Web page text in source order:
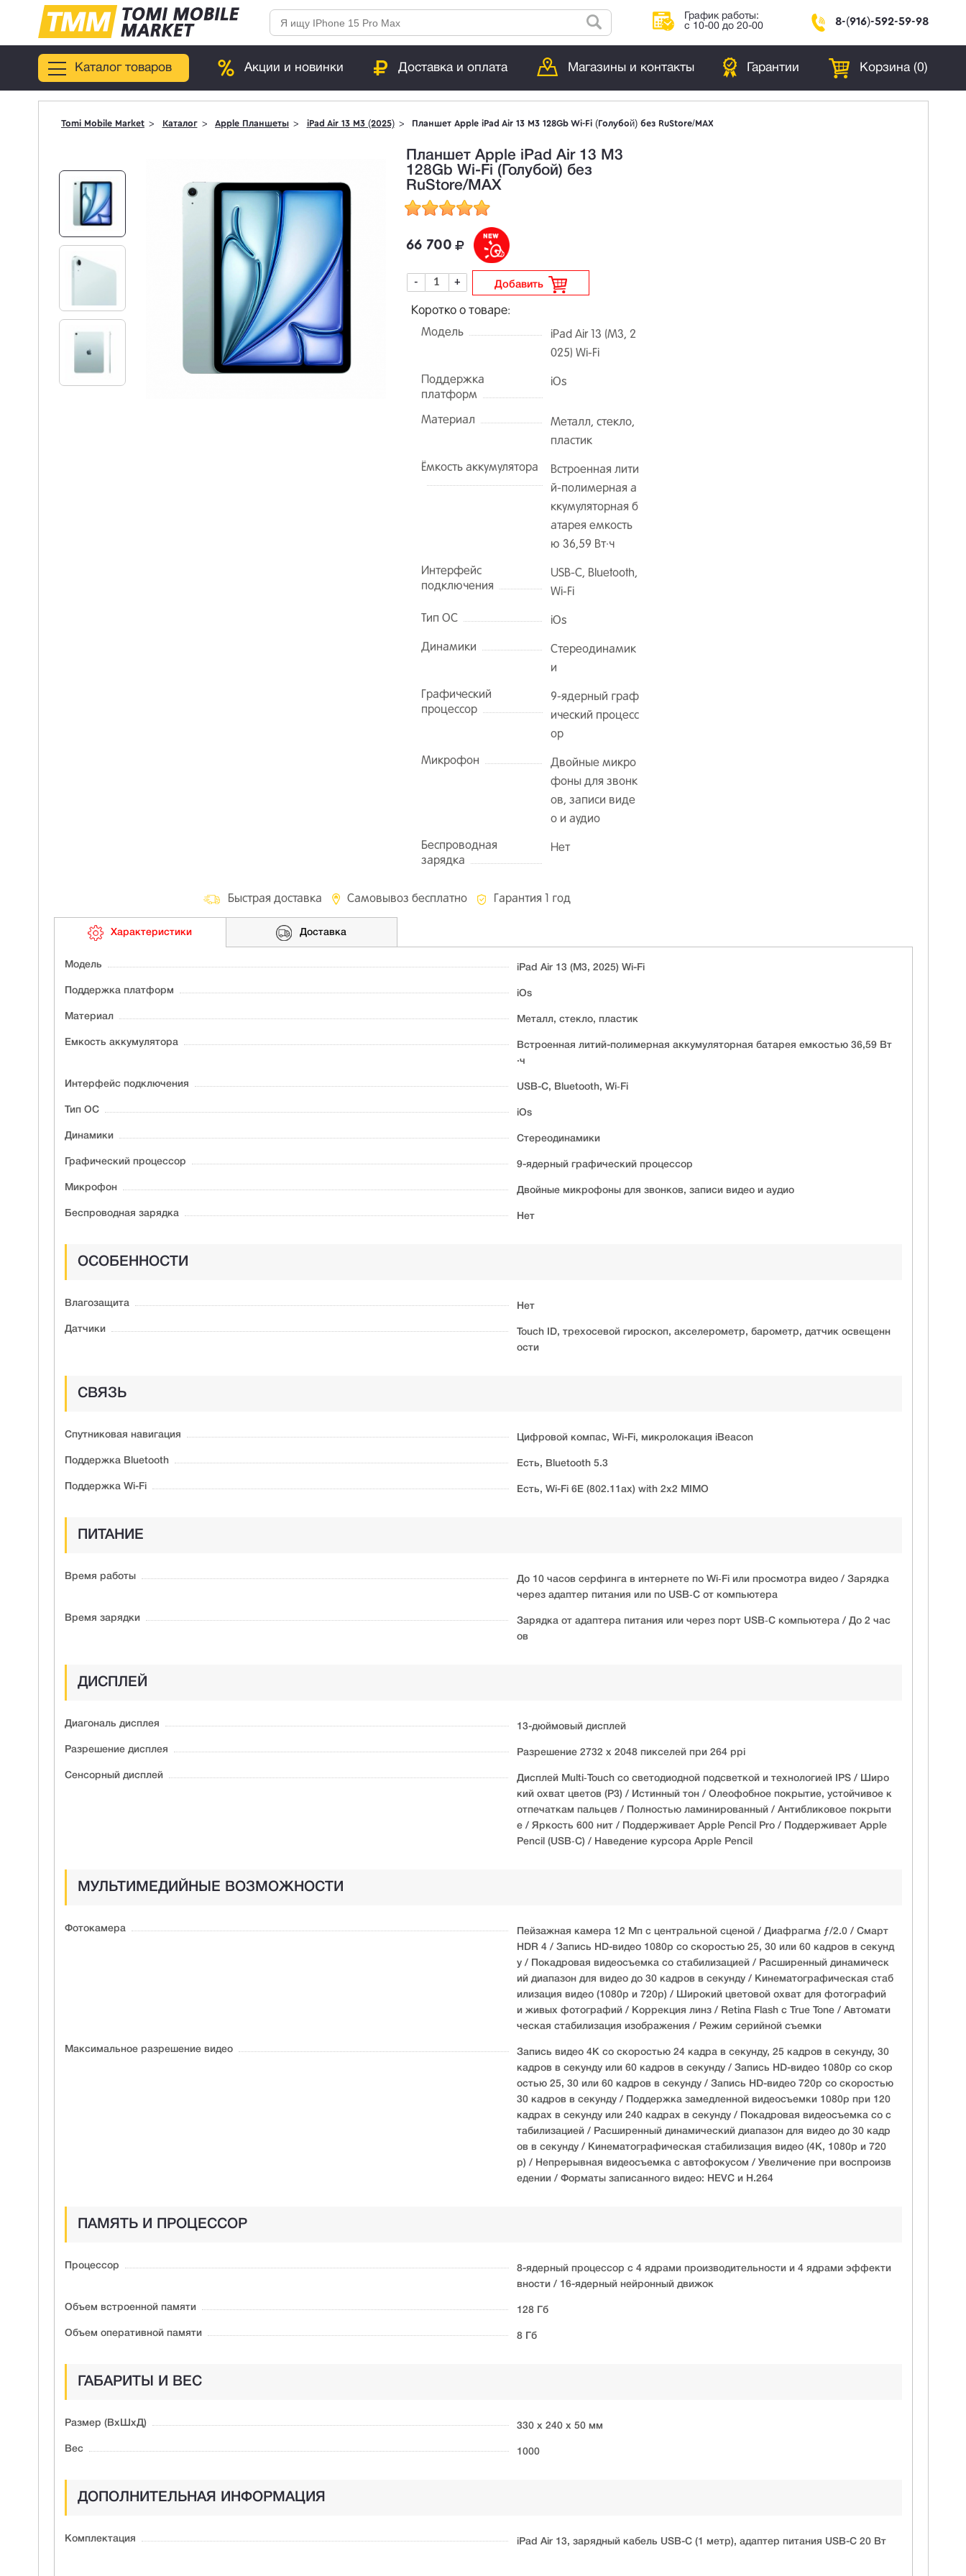
График работы:
с 10-00 до 20-00
8-(916)-592-59-98
Каталог товаров Акции и новинки Доставка и оплата Магазины и контакты Гарантии Корзина (0)
Tomi Mobile Market Каталог Apple Планшеты iPad Air 13 M3 (2025) Планшет Apple iPad Air 13 M3 128Gb Wi-Fi (Голубой) без RuStore/MAX
Планшет Apple iPad Air 13 M3
128Gb Wi-Fi (Голубой) без
RuStore/MAX
66 700
- + Добавить
Коротко о товаре:
Модель
iPad Air 13 (M3, 2
025) Wi-Fi
Поддержка
платформ
iOs
Материал
Металл, стекло,
пластик
Ёмкость аккумулятора
Встроенная лити
й-полимерная а
ккумуляторная б
атарея емкость
ю 36,59 Вт·ч
Интерфейс
подключения
USB-C, Bluetooth,
Wi‑Fi
Тип ОС iOs
Динамики
Стереодинамик
и
Графический
процессор
9-ядерный граф
ический процесс
ор
Микрофон
Двойные микро
фоны для звонк
ов, записи виде
о и аудио
Беспроводная
зарядка
Нет
Быстрая доставка Самовывоз бесплатно Гарантия 1 год
Характеристики Доставка
Модель iPad Air 13 (M3, 2025) Wi-Fi
Поддержка платформ iOs
Материал Металл, стекло, пластик
Ёмкость аккумулятора
Встроенная литий-полимерная аккумуляторная батарея емкостью 36,59 Вт
·ч
Интерфейс подключения USB-C, Bluetooth, Wi‑Fi
Тип ОС iOs
Динамики Стереодинамики
Графический процессор 9-ядерный графический процессор
Микрофон Двойные микрофоны для звонков, записи видео и аудио
Беспроводная зарядка Нет
ОСОБЕННОСТИ
Влагозащита Нет
Датчики
Touch ID, трехосевой гироскоп, акселерометр, барометр, датчик освещенн
ости
СВЯЗЬ
Спутниковая навигация Цифровой компас, Wi-Fi, микролокация iBeacon
Поддержка Bluetooth Есть, Bluetooth 5.3
Поддержка Wi-Fi Есть, Wi-Fi 6E (802.11ax) with 2x2 MIMO
ПИТАНИЕ
Время работы
До 10 часов серфинга в интернете по Wi‑Fi или просмотра видео / Зарядка
через адаптер питания или по USB‑C от компьютера
Время зарядки
Зарядка от адаптера питания или через порт USB‑C компьютера / До 2 час
ов
ДИСПЛЕЙ
Диагональ дисплея 13-дюймовый дисплей
Разрешение дисплея Разрешение 2732 x 2048 пикселей при 264 ppi
Сенсорный дисплей
Дисплей Multi‑Touch со светодиодной подсветкой и технологией IPS / Широ
кий охват цветов (P3) / Истинный тон / Олеофобное покрытие, устойчивое к
отпечаткам пальцев / Полностью ламинированный / Антибликовое покрыти
е / Яркость 600 нит / Поддерживает Apple Pencil Pro / Поддерживает Apple
Pencil (USB‑C) / Наведение курсора Apple Pencil
МУЛЬТИМЕДИЙНЫЕ ВОЗМОЖНОСТИ
Фотокамера
Пейзажная камера 12 Мп с центральной сценой / Диафрагма ƒ/2.0 / Смарт
HDR 4 / Запись HD-видео 1080p со скоростью 25, 30 или 60 кадров в секунд
у / Покадровая видеосъемка со стабилизацией / Расширенный динамическ
ий диапазон для видео до 30 кадров в секунду / Кинематографическая стаб
илизация видео (1080p и 720p) / Широкий цветовой охват для фотографий
и живых фотографий / Коррекция линз / Retina Flash с True Tone / Автомати
ческая стабилизация изображения / Режим серийной съемки
Максимальное разрешение видео
Запись видео 4K со скоростью 24 кадра в секунду, 25 кадров в секунду, 30
кадров в секунду или 60 кадров в секунду / Запись HD-видео 1080p со скор
остью 25, 30 или 60 кадров в секунду / Запись HD-видео 720p со скоростью
30 кадров в секунду / Поддержка замедленной видеосъемки 1080p при 120
кадрах в секунду или 240 кадрах в секунду / Покадровая видеосъемка со с
табилизацией / Расширенный динамический диапазон для видео до 30 кадр
ов в секунду / Кинематографическая стабилизация видео (4K, 1080p и 720
p) / Непрерывная видеосъемка с автофокусом / Увеличение при воспроизв
едении / Форматы записанного видео: HEVC и H.264
ПАМЯТЬ И ПРОЦЕССОР
Процессор
8-ядерный процессор с 4 ядрами производительности и 4 ядрами эффекти
вности / 16-ядерный нейронный движок
Объем встроенной памяти 128 Гб
Объем оперативной памяти 8 Гб
ГАБАРИТЫ И ВЕС
Размер (ВxШxД) 330 х 240 х 50 мм
Вес 1000
ДОПОЛНИТЕЛЬНАЯ ИНФОРМАЦИЯ
Комплектация iPad Air 13, зарядный кабель USB-C (1 метр), адаптер питания USB-C 20 Вт